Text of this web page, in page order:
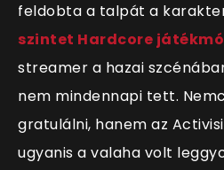
feldobta a talpát a
szintet Hardcore
streamer a hazai
nem mindennapi tett.
gratulálni, hanem az
ugyanis a valaha volt